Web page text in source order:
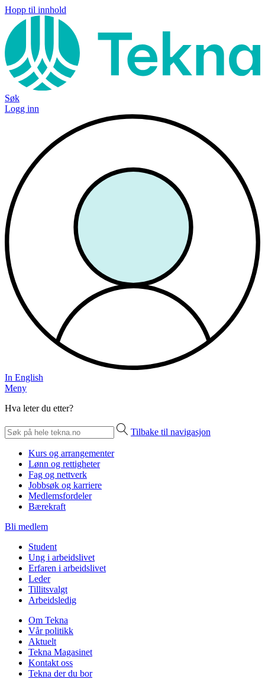
Hopp til innhold
Søk
Logg inn
In English
Meny
Hva leter du etter?
Tilbake til navigasjon
Kurs og arrangementer
Lønn og rettigheter
Fag og nettverk
Jobbsøk og karriere
Medlemsfordeler
Bærekraft
Bli medlem
Student
Ung i arbeidslivet
Erfaren i arbeidslivet
Leder
Tillitsvalgt
Arbeidsledig
Om Tekna
Vår politikk
Aktuelt
Tekna Magasinet
Kontakt oss
Tekna der du bor